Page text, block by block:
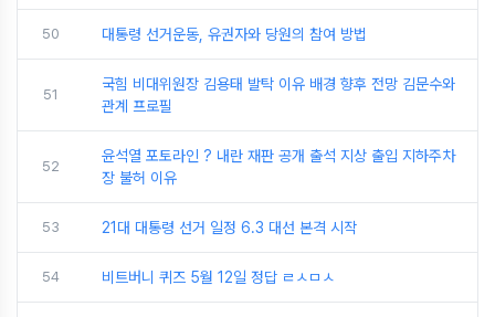
50 대통령 선거운동, 유권자와 당원의 참여 방법
51
국힘 비대위원장 김용태 발탁 이유 배경 향후 전망 김문수와
관계 프로필
52
윤석열 포토라인 ? 내란 재판 공개 출석 지상 출입 지하주차
장 불허 이유
53 21대 대통령 선거 일정 6.3 대선 본격 시작
54 비트버니 퀴즈 5월 12일 정답 ㄹㅅㅁㅅ